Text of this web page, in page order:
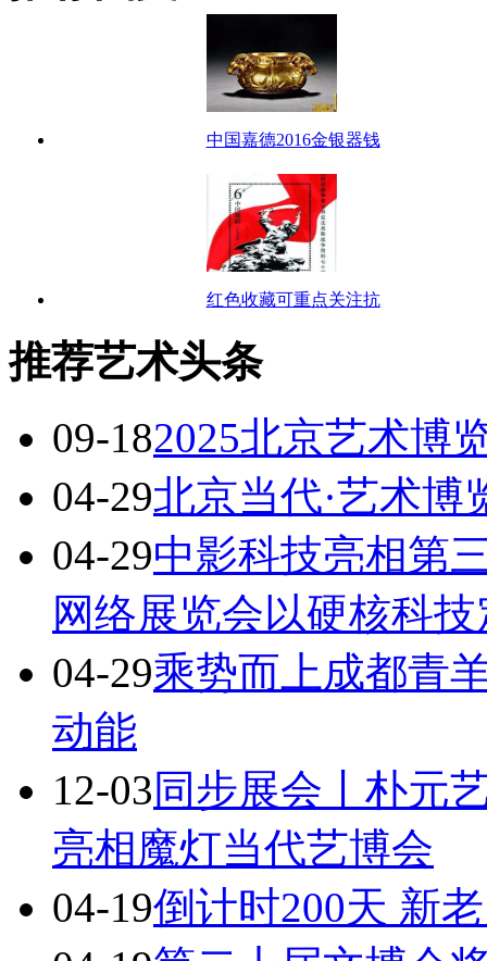
中国嘉德2016金银器钱
红色收藏可重点关注抗
推荐艺术头条
09-182025北京艺术博
04-29北京当代·艺术博
04-29中影科技亮相第
网络展览会以硬核科
04-29乘势而上成都青
动能
12-03同步展会丨朴元
亮相魔灯当代艺博会
04-19倒计时200天 新